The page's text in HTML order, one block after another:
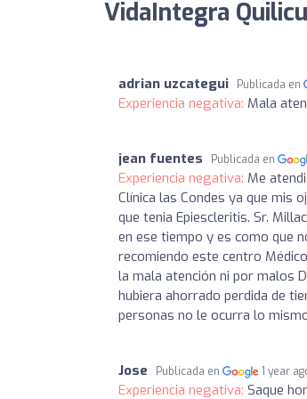
VidaIntegra
adrian uzcategui Publicada en
Experiencia negativa: Mala
jean fuentes Publicada en
Experiencia negativa: Me
Clínica las Condes ya que mis
que tenia Epiescleritis. Sr.
en ese tiempo y es como que
recomiendo este centro
la mala atención ni por malos
hubiera ahorrado perdida de
personas no le ocurra lo
Jose Publicada en 1 year
Experiencia negativa: Saque